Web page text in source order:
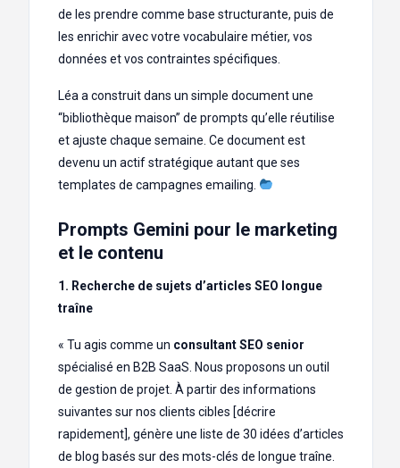
de les prendre comme base structurante, puis de
les enrichir avec votre vocabulaire métier, vos
données et vos contraintes spécifiques.
Léa a construit dans un simple document une
“bibliothèque maison” de prompts qu’elle réutilise
et ajuste chaque semaine. Ce document est
devenu un actif stratégique autant que ses
templates de campagnes emailing.
Prompts Gemini pour le marketing
et le contenu
1. Recherche de sujets d’articles SEO longue
traîne
« Tu agis comme un consultant SEO senior
spécialisé en B2B SaaS. Nous proposons un outil
de gestion de projet. À partir des informations
suivantes sur nos clients cibles [décrire
rapidement], génère une liste de 30 idées d’articles
de blog basés sur des mots-clés de longue traîne.